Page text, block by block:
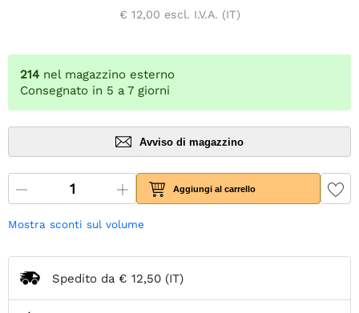
€ 12,00 escl. I.V.A. (IT)
214 nel magazzino esterno
Consegnato in 5 a 7 giorni
Avviso di magazzino
Aggiungi al carrello
Mostra sconti sul volume
Spedito da € 12,50 (IT)